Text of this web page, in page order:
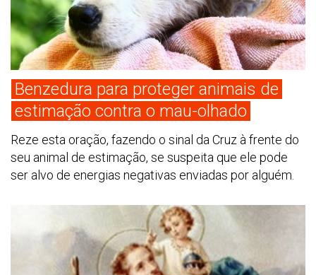
Benzedura para proteger animais de
estimação contra o mau-olhado
Reze esta oração, fazendo o sinal da Cruz à frente do
seu animal de estimação, se suspeita que ele pode
ser alvo de energias negativas enviadas por alguém.